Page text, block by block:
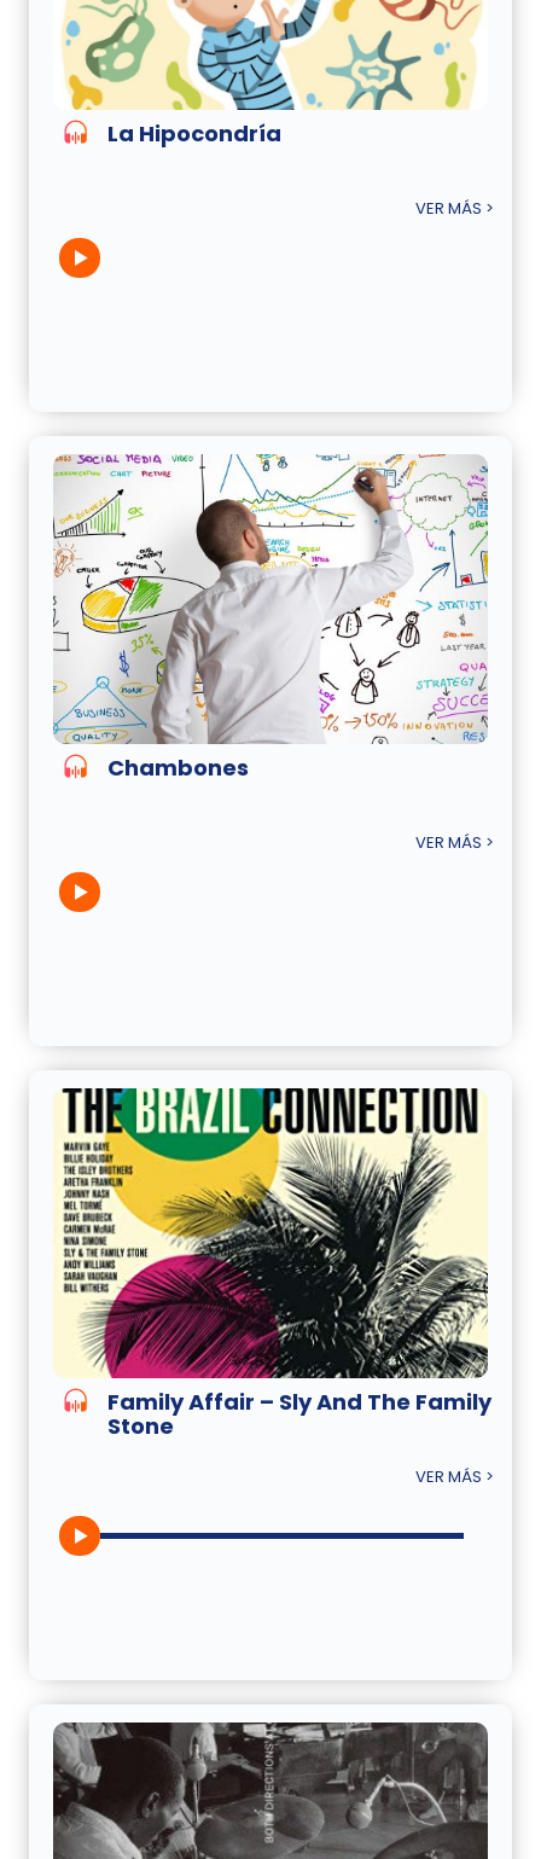
La Hipocondría
VER MÁS >
Chambones
VER MÁS >
Family Affair – Sly And The Family
Stone
VER MÁS >